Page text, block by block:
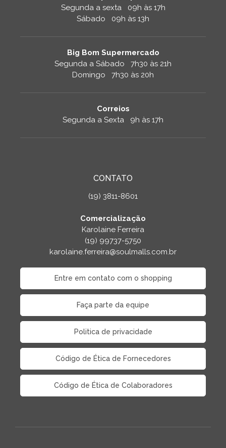
Segunda a sexta 09h às 17h
Sábado 09h às 13h
Big Bom Supermercado
Segunda a Sábado 7h30 às 21h
Domingo 7h30 às 20h
Correios
Segunda a Sexta 9h às 17h
CONTATO
(19) 3811-8601
Comercialização
Karolaine Ferreira
(19) 99737-5750
karolaine.ferreira@soulmalls.com.br
Entre em contato com o shopping
Faça parte da equipe
Politica de privacidade
Código de Ética de Fornecedores
Código de Ética de Colaboradores